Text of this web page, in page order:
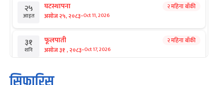
२५
आइत
घटस्थापना
असोज २५, २०८३-Oct 11, 2026
२ महिना बाँकी
३१
शनि
फूलपाती
असोज ३१ , २०८३-Oct 17, 2026
२ महिना बाँकी
१ कार्तिक सङ्क्रान्ति